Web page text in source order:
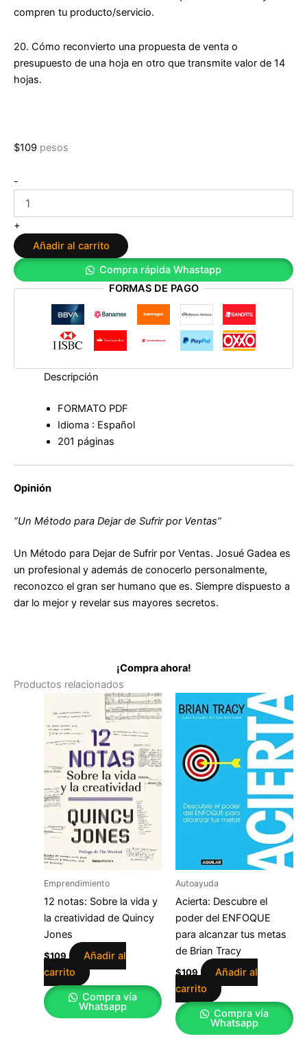
compren tu producto/servicio.
20. Cómo reconvierto una propuesta de venta o
presupuesto de una hoja en otro que transmite valor de 14
hojas.
$109 pesos
-
por
Valor:
mi
método
paso
a
para
transformar
presupuesto
precio
presupuesto
ganador
valor
ti
Josué
cantidad
+
Añadir al carrito
Compra rápida Whastapp
FORMAS DE PAGO
Descripción
FORMATO PDF
Idioma : Español
201 páginas
Opinión
“Un Método para Dejar de Sufrir por Ventas”
Un Método para Dejar de Sufrir por Ventas. Josué Gadea es
un profesional y además de conocerlo personalmente,
reconozco el gran ser humano que es. Siempre dispuesto a
dar lo mejor y revelar sus mayores secretos.
¡Compra ahora!
Productos relacionados
Emprendimiento
12 notas: Sobre la vida y
la creatividad de Quincy
Jones
$109
Añadir al
carrito
Compra vía
Whatsapp
Autoayuda
Acierta: Descubre el
poder del ENFOQUE
para alcanzar tus metas
de Brian Tracy
$109
Añadir al
carrito
Compra vía
Whatsapp